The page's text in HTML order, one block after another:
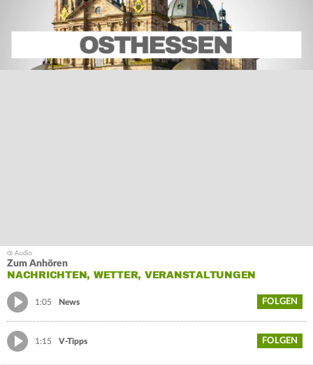
Zum Anhören
NACHRICHTEN, WETTER, VERANSTALTUNGEN
1:05 News FOLGEN
1:15 V-Tipps FOLGEN